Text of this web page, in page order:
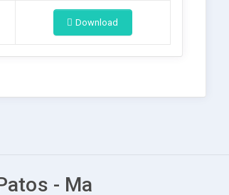
Download
- Ma